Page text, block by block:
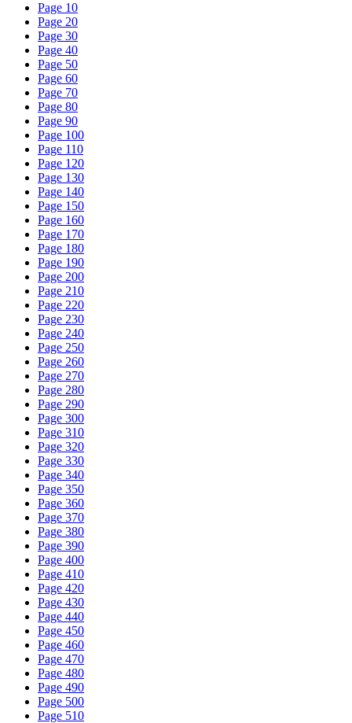
Page 10
Page 20
Page 30
Page 40
Page 50
Page 60
Page 70
Page 80
Page 90
Page 100
Page 110
Page 120
Page 130
Page 140
Page 150
Page 160
Page 170
Page 180
Page 190
Page 200
Page 210
Page 220
Page 230
Page 240
Page 250
Page 260
Page 270
Page 280
Page 290
Page 300
Page 310
Page 320
Page 330
Page 340
Page 350
Page 360
Page 370
Page 380
Page 390
Page 400
Page 410
Page 420
Page 430
Page 440
Page 450
Page 460
Page 470
Page 480
Page 490
Page 500
Page 510